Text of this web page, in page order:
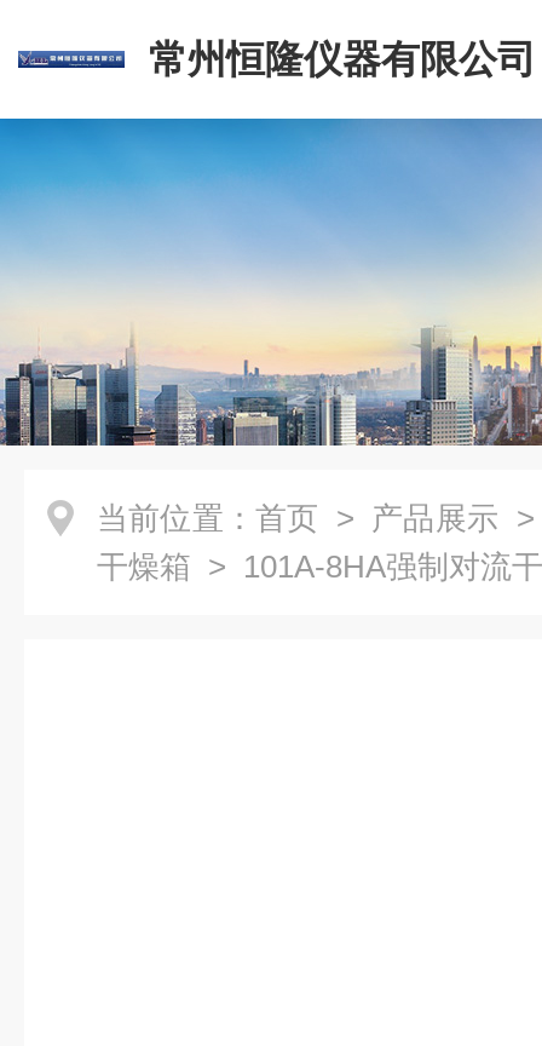
常州恒隆仪器有限公司
当前位置： 首页 > 产品展示
干燥箱 > 101A-8HA强制对流